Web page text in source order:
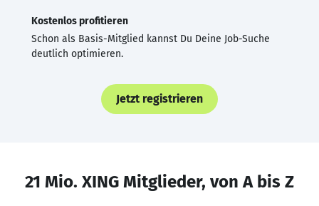
Kostenlos profitieren
Schon als Basis-Mitglied kannst Du Deine Job-Suche
deutlich optimieren.
Jetzt registrieren
21 Mio. XING Mitglieder, von A bis Z